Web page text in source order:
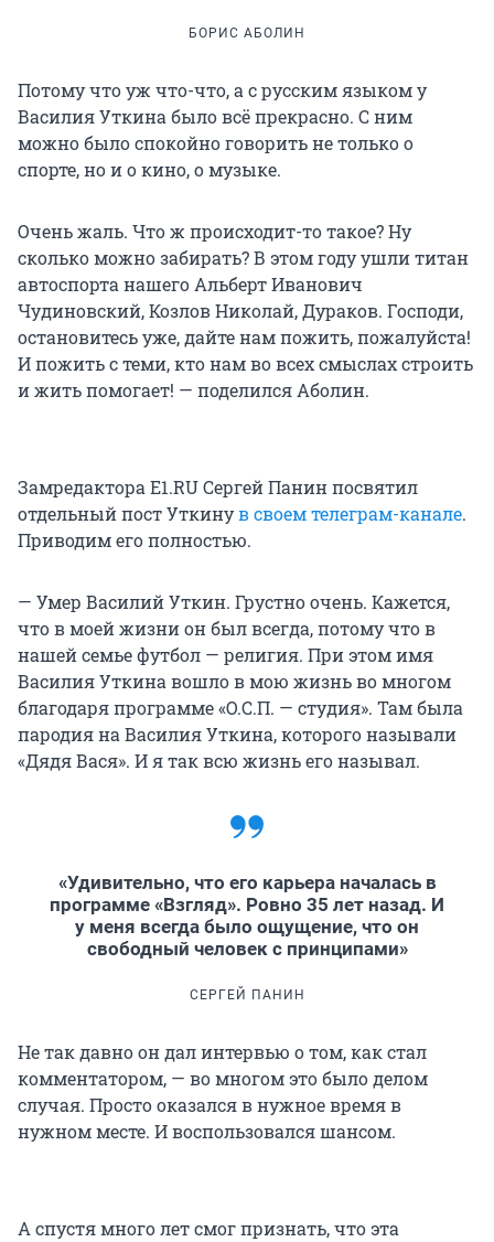
БОРИС АБОЛИН
Потому что уж что-что, а с русским языком у
Василия Уткина было всё прекрасно. С ним
можно было спокойно говорить не только о
спорте, но и о кино, о музыке.
Очень жаль. Что ж происходит-то такое? Ну
сколько можно забирать? В этом году ушли титан
автоспорта нашего Альберт Иванович
Чудиновский, Козлов Николай, Дураков. Господи,
остановитесь уже, дайте нам пожить, пожалуйста!
И пожить с теми, кто нам во всех смыслах строить
и жить помогает! — поделился Аболин.
Замредактора E1.RU Сергей Панин посвятил
отдельный пост Уткинув своем телеграм-канале.
Приводим его полностью.
— Умер Василий Уткин. Грустно очень. Кажется,
что в моей жизни он был всегда, потому что в
нашей семье футбол — религия. При этом имя
Василия Уткина вошло в мою жизнь во многом
благодаря программе «О.С.П. — студия». Там была
пародия на Василия Уткина, которого называли
«Дядя Вася». И я так всю жизнь его называл.
«Удивительно, что его карьера началась в
программе «Взгляд». Ровно 35 лет назад. И
у меня всегда было ощущение, что он
свободный человек с принципами»
СЕРГЕЙ ПАНИН
Не так давно он дал интервью о том, как стал
комментатором, — во многом это было делом
случая. Просто оказался в нужное время в
нужном месте. И воспользовался шансом.
А спустя много лет смог признать, что эта